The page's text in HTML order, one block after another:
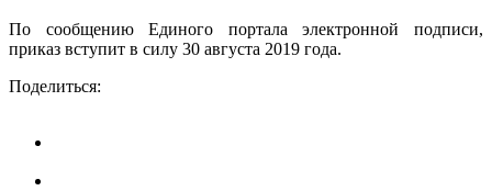
По сообщению Единого портала электронной подписи,
приказ вступит в силу 30 августа 2019 года.
Поделиться: